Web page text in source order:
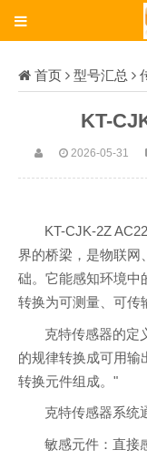
首页 型号汇总
KT-
2026-05-31
KT-CJK-2Z
界的桥梁，是物联网
础。它能感知环境中
转换为可测量、可传
克特传感器的定
的规律转换成可用输
转换元件组成。"
克特传感器系统
敏感元件：直接